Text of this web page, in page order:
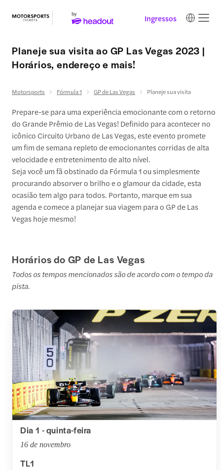
Ingressos
Planeje sua visita ao GP Las Vegas 2023 |
Horários, endereço e mais!
Motorsports Fórmula 1 GP de Las Vegas Planeje sua visita
Prepare-se para uma experiência emocionante com o retorno
do Grande Prêmio de Las Vegas! Definido para acontecer no
icônico Circuito Urbano de Las Vegas, este evento promete
um fim de semana repleto de emocionantes corridas de alta
velocidade e entretenimento de alto nível.
Seja você um fã obstinado da Fórmula 1 ou simplesmente
procurando absorver o brilho e o glamour da cidade, esta
ocasião tem algo para todos. Portanto, marque em sua
agenda e comece a planejar sua viagem para o GP de Las
Vegas hoje mesmo!
Horários do GP de Las Vegas
Todos os tempos mencionados são de acordo com o tempo da
pista.
Dia 1 - quinta-feira
16 de novembro
TL1